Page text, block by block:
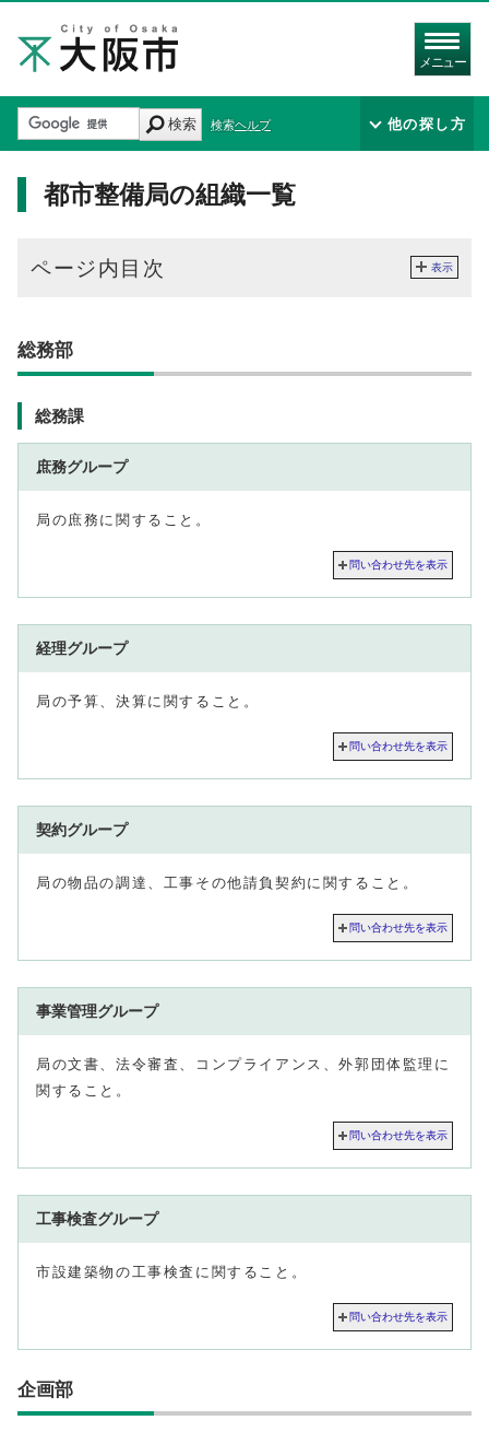
メニュー
検索 検索ヘルプ 他の探し方
都市整備局の組織一覧
ページ内目次 表示
総務部
総務課
庶務グループ
局の庶務に関すること。
問い合わせ先を表示
経理グループ
局の予算、決算に関すること。
問い合わせ先を表示
契約グループ
局の物品の調達、工事その他請負契約に関すること。
問い合わせ先を表示
事業管理グループ
局の文書、法令審査、コンプライアンス、外郭団体監理に
関すること。
問い合わせ先を表示
工事検査グループ
市設建築物の工事検査に関すること。
問い合わせ先を表示
企画部